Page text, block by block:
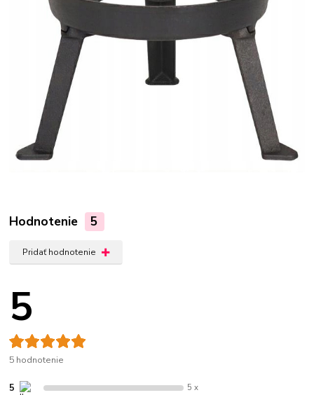
Hodnotenie 5
Pridať hodnotenie
5
5 hodnotenie
5 5 x